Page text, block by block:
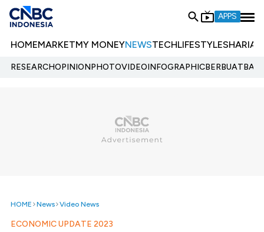
APPS
HOMEMARKETMY MONEYNEWSTECHLIFESTYLESHARIA
RESEARCHOPINIONPHOTOVIDEOINFOGRAPHIC
HOME News Video News
ECONOMIC UPDATE 2023